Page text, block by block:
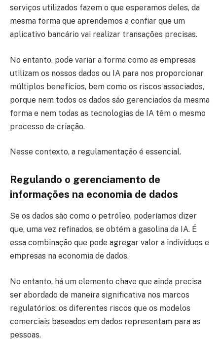
serviços utilizados fazem o que esperamos deles, da
mesma forma que aprendemos a confiar que um
aplicativo bancário vai realizar transações precisas.
No entanto, pode variar a forma como as empresas
utilizam os nossos dados ou IA para nos proporcionar
múltiplos benefícios, bem como os riscos associados,
porque nem todos os dados são gerenciados da mesma
forma e nem todas as tecnologias de IA têm o mesmo
processo de criação.
Nesse contexto, a regulamentação é essencial.
Regulando o gerenciamento de
informações na economia de dados
Se os dados são como o petróleo, poderíamos dizer
que, uma vez refinados, se obtém a gasolina da IA. É
essa combinação que pode agregar valor a indivíduos e
empresas na economia de dados.
No entanto, há um elemento chave que ainda precisa
ser abordado de maneira significativa nos marcos
regulatórios: os diferentes riscos que os modelos
comerciais baseados em dados representam para as
pessoas.